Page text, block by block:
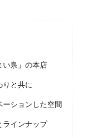
い泉」の本店
りと共に
ションした空間
ラインナップ